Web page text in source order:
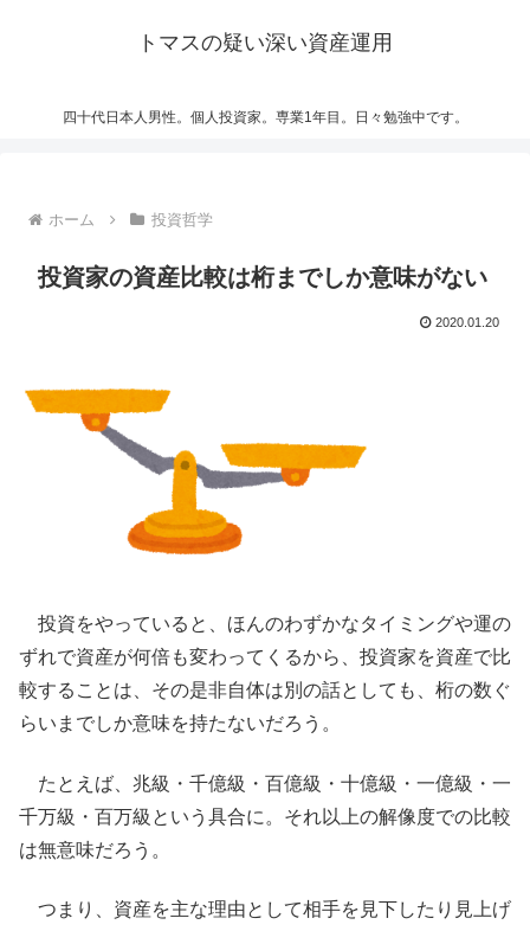
トマスの疑い深い資産運用
四十代日本人男性。個人投資家。専業1年目。日々勉強中です。
ホーム 投資哲学
投資家の資産比較は桁までしか意味がない
2020.01.20
投資をやっていると、ほんのわずかなタイミングや運の
ずれで資産が何倍も変わってくるから、投資家を資産で比
較することは、その是非自体は別の話としても、桁の数ぐ
らいまでしか意味を持たないだろう。
たとえば、兆級・千億級・百億級・十億級・一億級・一
千万級・百万級という具合に。それ以上の解像度での比較
は無意味だろう。
つまり、資産を主な理由として相手を見下したり見上げ